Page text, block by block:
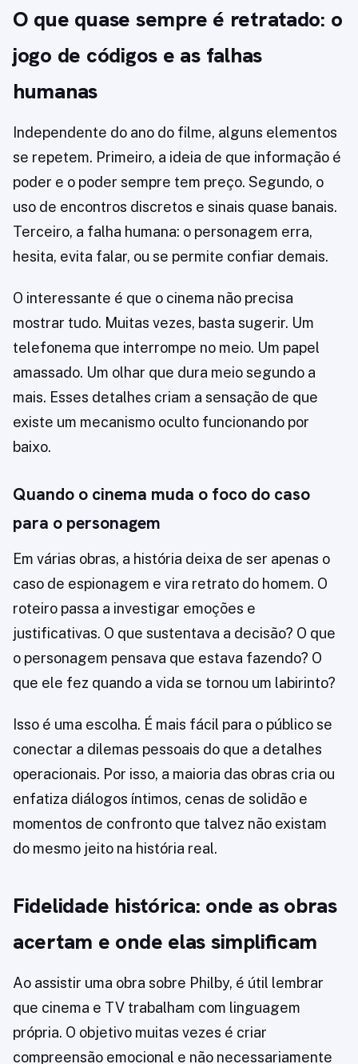
O que quase sempre é retratado: o
jogo de códigos e as falhas
humanas
Independente do ano do filme, alguns elementos
se repetem. Primeiro, a ideia de que informação é
poder e o poder sempre tem preço. Segundo, o
uso de encontros discretos e sinais quase banais.
Terceiro, a falha humana: o personagem erra,
hesita, evita falar, ou se permite confiar demais.
O interessante é que o cinema não precisa
mostrar tudo. Muitas vezes, basta sugerir. Um
telefonema que interrompe no meio. Um papel
amassado. Um olhar que dura meio segundo a
mais. Esses detalhes criam a sensação de que
existe um mecanismo oculto funcionando por
baixo.
Quando o cinema muda o foco do caso
para o personagem
Em várias obras, a história deixa de ser apenas o
caso de espionagem e vira retrato do homem. O
roteiro passa a investigar emoções e
justificativas. O que sustentava a decisão? O que
o personagem pensava que estava fazendo? O
que ele fez quando a vida se tornou um labirinto?
Isso é uma escolha. É mais fácil para o público se
conectar a dilemas pessoais do que a detalhes
operacionais. Por isso, a maioria das obras cria ou
enfatiza diálogos íntimos, cenas de solidão e
momentos de confronto que talvez não existam
do mesmo jeito na história real.
Fidelidade histórica: onde as obras
acertam e onde elas simplificam
Ao assistir uma obra sobre Philby, é útil lembrar
que cinema e TV trabalham com linguagem
própria. O objetivo muitas vezes é criar
compreensão emocional e não necessariamente